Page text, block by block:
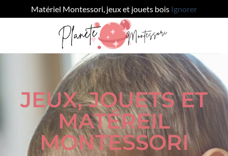
Matériel Montessori, jeux et jouets bois Ignorer
JEUX, JOUETS ET
MATÉREIL
MONTESSORI